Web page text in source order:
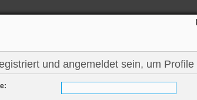
und angemeldet sein, um